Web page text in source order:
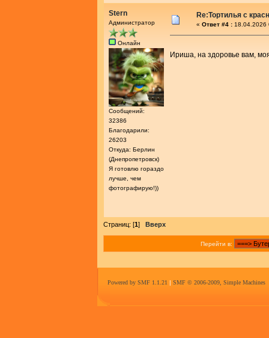
Stern
Администратор
Онлайн
Сообщений:
32386
Благодарили:
26203
Откуда: Берлин
(Днепропетровск)
Я готовлю гораздо
лучше, чем
фотографирую!))
Re:Тортилья с
« Ответ #4 : 18.04.2026
Ириша, на здоровье вам,
Страниц: [1] Вверх
Перейти в:
Powered by SMF 1.1.21 | SMF © 2006-2009, Simple Machines